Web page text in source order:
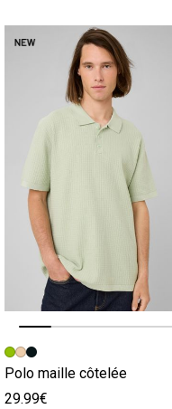
Image précédente
Image suivante
Polo maille côtelée
29.99€